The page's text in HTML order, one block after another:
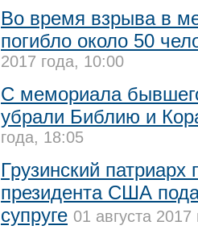
Во время взрыва в
погибло около 50
2017 года, 10:00
С мемориала
убрали Библию и
года, 18:05
Грузинский
президента США
супруге 01 августа